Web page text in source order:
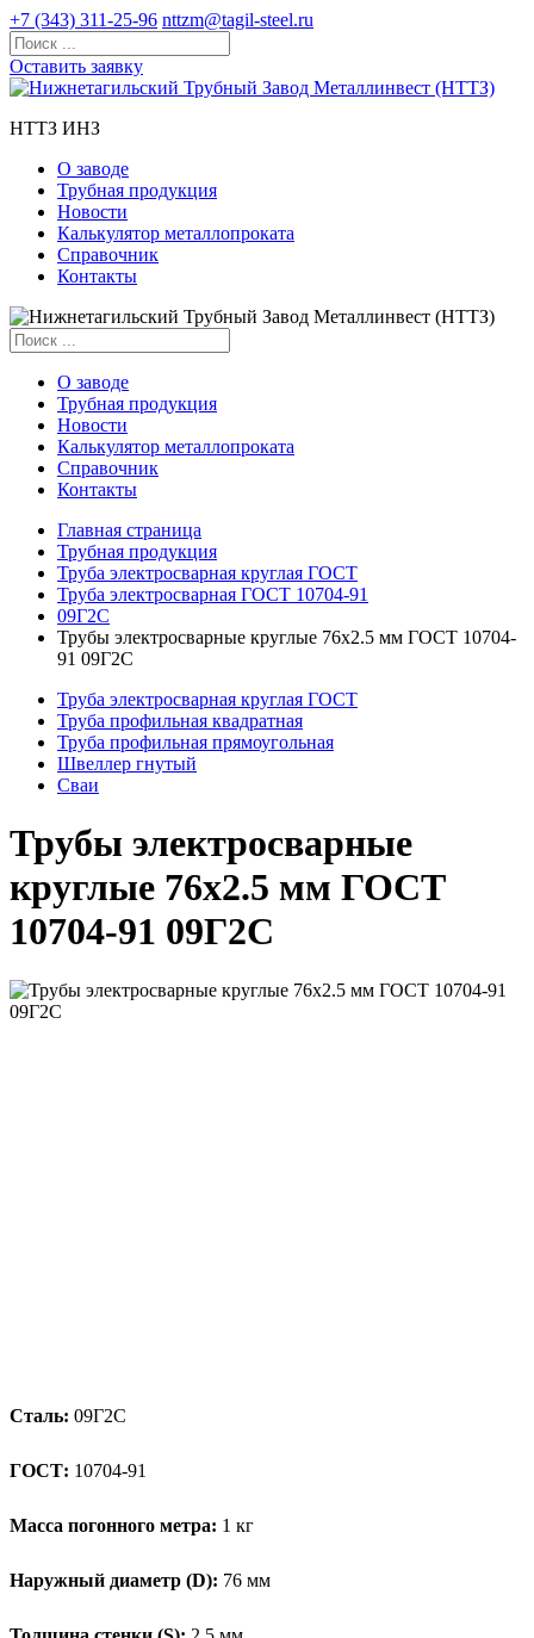
+7 (343) 311-25-96 nttzm@tagil-steel.ru
Оставить заявку
НТТЗ ИНЗ
О заводе
Трубная продукция
Новости
Калькулятор металлопроката
Справочник
Контакты
О заводе
Трубная продукция
Новости
Калькулятор металлопроката
Справочник
Контакты
Главная страница
Трубная продукция
Труба электросварная круглая ГОСТ
Труба электросварная ГОСТ 10704-91
09Г2С
Трубы электросварные круглые 76x2.5 мм ГОСТ 10704-
91 09Г2С
Труба электросварная круглая ГОСТ
Труба профильная квадратная
Труба профильная прямоугольная
Швеллер гнутый
Сваи
Трубы электросварные
круглые 76x2.5 мм ГОСТ
10704-91 09Г2С
Сталь: 09Г2С
ГОСТ: 10704-91
Масса погонного метра: 1 кг
Наружный диаметр (D): 76 мм